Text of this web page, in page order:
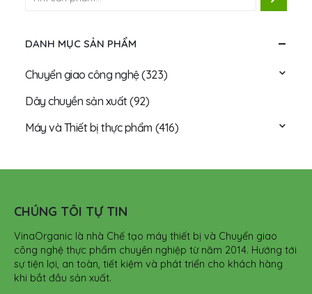
DANH MỤC SẢN PHẨM
Chuyển giao công nghệ(323)
Dây chuyền sản xuất(92)
Máy và Thiết bị thực phẩm (416)
CHÚNG TÔI TỰ TIN
VinaOrganic là nhà Chế tạo máy thiết bị và Chuyển giao
công nghệ thực phẩm chuyên nghiệp từ năm 2014. Hướng tới
sự tiện lợi, an toàn, tiết kiệm và phát triển cho khách hàng
khi bắt đầu sản xuất.